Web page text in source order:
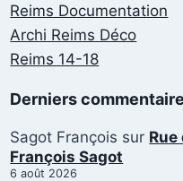
Reims Documentation
Archi Reims Déco
Reims 14-18
Derniers
Sagot François sur
François Sagot
6 août 2026